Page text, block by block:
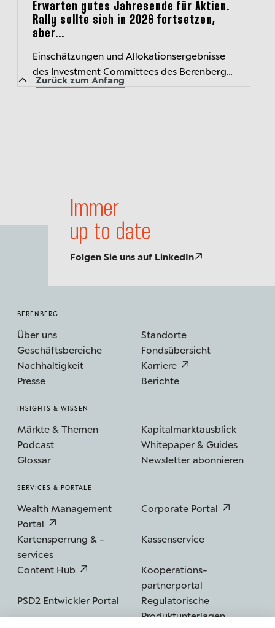
Erwarten gutes Jahresende für Aktien.
Rally sollte sich in 2026 fortsetzen,
aber...
Einschätzungen und Allokationsergebnisse
des Investment Committees des Berenberg
Wealth and Asset Management kompakt
Immer
up to date
Folgen Sie uns auf LinkedIn
Zurück zum Anfang
BERENBERG
Über uns
Standorte
Geschäftsbereiche
Fondsübersicht
Nachhaltigkeit
Karriere
Presse
Berichte
INSIGHTS & WISSEN
Märkte & Themen
Kapitalmarktausblick
Podcast
Whitepaper & Guides
Glossar
Newsletter abonnieren
SERVICES & PORTALE
Wealth Management
Portal
Corporate Portal
Kartensperrung & -
services
Kassenservice
Content Hub
Kooperations­
partnerportal
PSD2 Entwickler Portal
Regulatorische
Produktunterlagen